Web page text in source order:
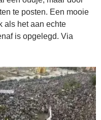
te posten. Een mooie
als het aan echte
is opgelegd. Via